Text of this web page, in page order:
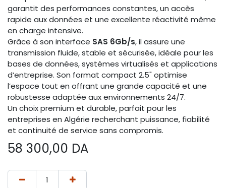
garantit des performances constantes, un accès
rapide aux données et une excellente réactivité même
en charge intensive.
Grâce à son interface SAS 6Gb/s, il assure une
transmission fluide, stable et sécurisée, idéale pour les
bases de données, systèmes virtualisés et applications
d’entreprise. Son format compact 2.5" optimise
l’espace tout en offrant une grande capacité et une
robustesse adaptée aux environnements 24/7.
Un choix premium et durable, parfait pour les
entreprises en Algérie recherchant puissance, fiabilité
et continuité de service sans compromis.
58 300,00 DA